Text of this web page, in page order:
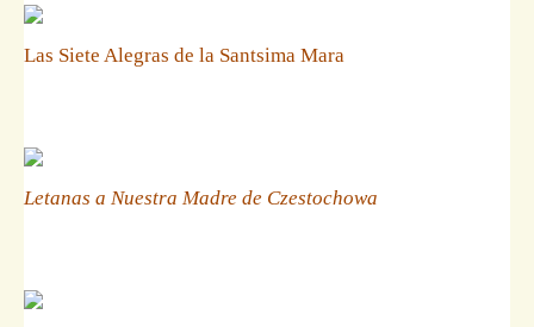
Las Siete Alegras de la Santsima Mara
Letanas a Nuestra Madre de Czestochowa